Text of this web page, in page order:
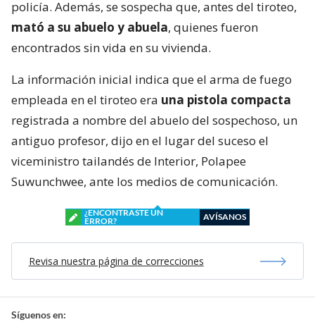
policía. Además, se sospecha que, antes del tiroteo,
mató a su abuelo y abuela, quienes fueron
encontrados sin vida en su vivienda.
La información inicial indica que el arma de fuego
empleada en el tiroteo era una pistola compacta
registrada a nombre del abuelo del sospechoso, un
antiguo profesor, dijo en el lugar del suceso el
viceministro tailandés de Interior, Polapee
Suwunchwee, ante los medios de comunicación.
¿ENCONTRASTE UN
ERROR?
AVÍSANOS
Revisa nuestra página de correcciones
Síguenos en: